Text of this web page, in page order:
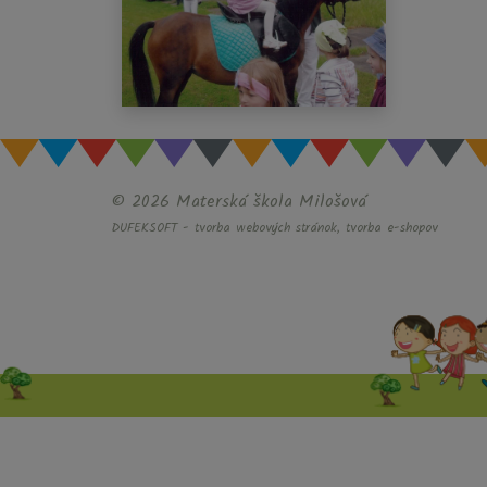
© 2026 Materská škola Milošová
DUFEKSOFT- tvorba webových stránok, tvorba e-shopov